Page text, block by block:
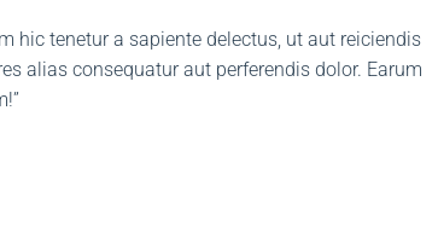
hic tenetur a sapiente delectus, ut aut reiciendis
alias consequatur aut perferendis dolor. Earum